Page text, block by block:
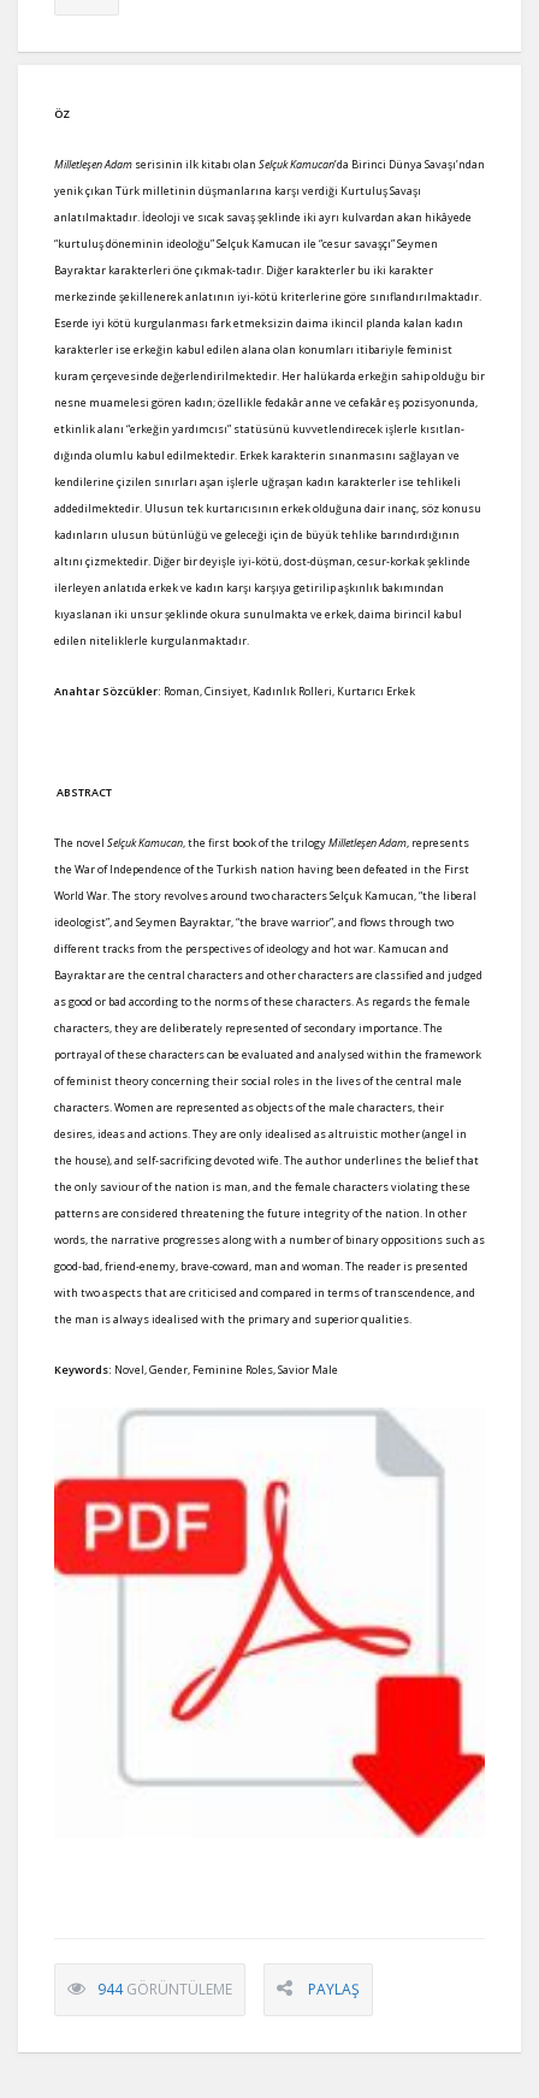
ÖZ
Milletleşen Adam serisinin ilk kitabı olan Selçuk Kamucan’da Birinci Dünya Savaşı’ndan
yenik çıkan Türk milletinin düşmanlarına karşı verdiği Kurtuluş Savaşı
anlatılmaktadır. İdeoloji ve sıcak savaş şeklinde iki ayrı kulvardan akan hikâyede
“kurtuluş döneminin ideoloğu” Selçuk Kamucan ile “cesur savaşçı” Seymen
Bayraktar karakterleri öne çıkmak-tadır. Diğer karakterler bu iki karakter
merkezinde şekillenerek anlatının iyi-kötü kriterlerine göre sınıflandırılmaktadır.
Eserde iyi kötü kurgulanması fark etmeksizin daima ikincil planda kalan kadın
karakterler ise erkeğin kabul edilen alana olan konumları itibariyle feminist
kuram çerçevesinde değerlendirilmektedir. Her halükarda erkeğin sahip olduğu bir
nesne muamelesi gören kadın; özellikle fedakâr anne ve cefakâr eş pozisyonunda,
etkinlik alanı “erkeğin yardımcısı” statüsünü kuvvetlendirecek işlerle kısıtlan-
dığında olumlu kabul edilmektedir. Erkek karakterin sınanmasını sağlayan ve
kendilerine çizilen sınırları aşan işlerle uğraşan kadın karakterler ise tehlikeli
addedilmektedir. Ulusun tek kurtarıcısının erkek olduğuna dair inanç, söz konusu
kadınların ulusun bütünlüğü ve geleceği için de büyük tehlike barındırdığının
altını çizmektedir. Diğer bir deyişle iyi-kötü, dost-düşman, cesur-korkak şeklinde
ilerleyen anlatıda erkek ve kadın karşı karşıya getirilip aşkınlık bakımından
kıyaslanan iki unsur şeklinde okura sunulmakta ve erkek, daima birincil kabul
edilen niteliklerle kurgulanmaktadır.
Anahtar Sözcükler: Roman, Cinsiyet, Kadınlık Rolleri, Kurtarıcı Erkek
ABSTRACT
The novel Selçuk Kamucan, the first book of the trilogyMilletleşen Adam, represents
the War of Independence of the Turkish nation having been defeated in the First
World War. The story revolves around two characters Selçuk Kamucan, “the liberal
ideologist”, and Seymen Bayraktar, “the brave warrior”, and flows through two
different tracks from the perspectives of ideology and hot war. Kamucan and
Bayraktar are the central characters and other characters are classified and judged
as good or bad according to the norms of these characters. As regards the female
characters, they are deliberately represented of secondary importance. The
portrayal of these characters can be evaluated and analysed within the framework
of feminist theory concerning their social roles in the lives of the central male
characters. Women are represented as objects of the male characters, their
desires, ideas and actions. They are only idealised as altruistic mother (angel in
the house), and self-sacrificing devoted wife. The author underlines the belief that
the only saviour of the nation is man, and the female characters violating these
patterns are considered threatening the future integrity of the nation. In other
words, the narrative progresses along with a number of binary oppositions such as
good-bad, friend-enemy, brave-coward, man and woman. The reader is presented
with two aspects that are criticised and compared in terms of transcendence, and
the man is always idealised with the primary and superior qualities.
Keywords: Novel, Gender, Feminine Roles, Savior Male
944GÖRÜNTÜLEME PAYLAŞ